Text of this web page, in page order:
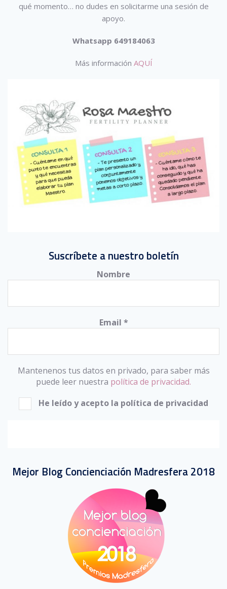
qué momento… no dudes en solicitarme una sesión de
apoyo.
Whatsapp 649184063
Más información AQUÍ
Suscríbete a nuestro boletín
Nombre
Email *
Mantenenos tus datos en privado, para saber más
puede leer nuestra política de privacidad.
He leído y acepto la política de privacidad
Mejor Blog Concienciación Madresfera 2018